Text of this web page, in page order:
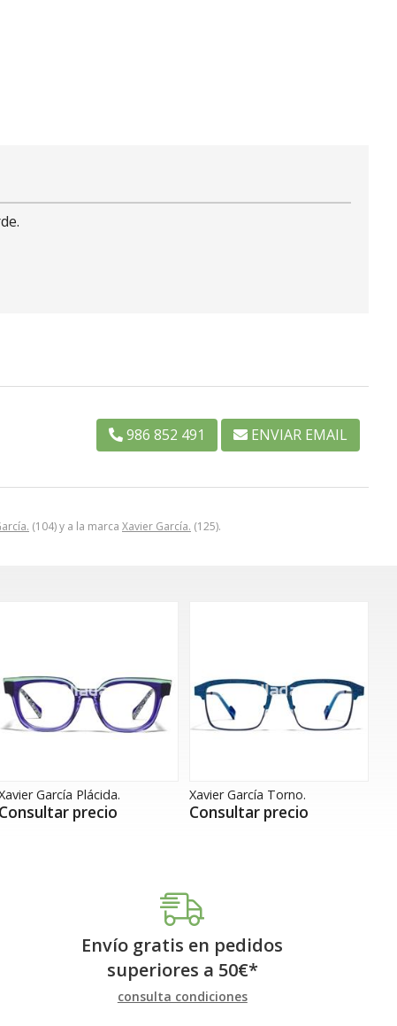
(104) y a la marca Xavier García. (125).
986 852 491 ENVIAR EMAIL
García Plácida.
Consultar precio
Xavier García Torno.
Consultar precio
Envío gratis en pedidos
superiores a 50€*
consulta condiciones